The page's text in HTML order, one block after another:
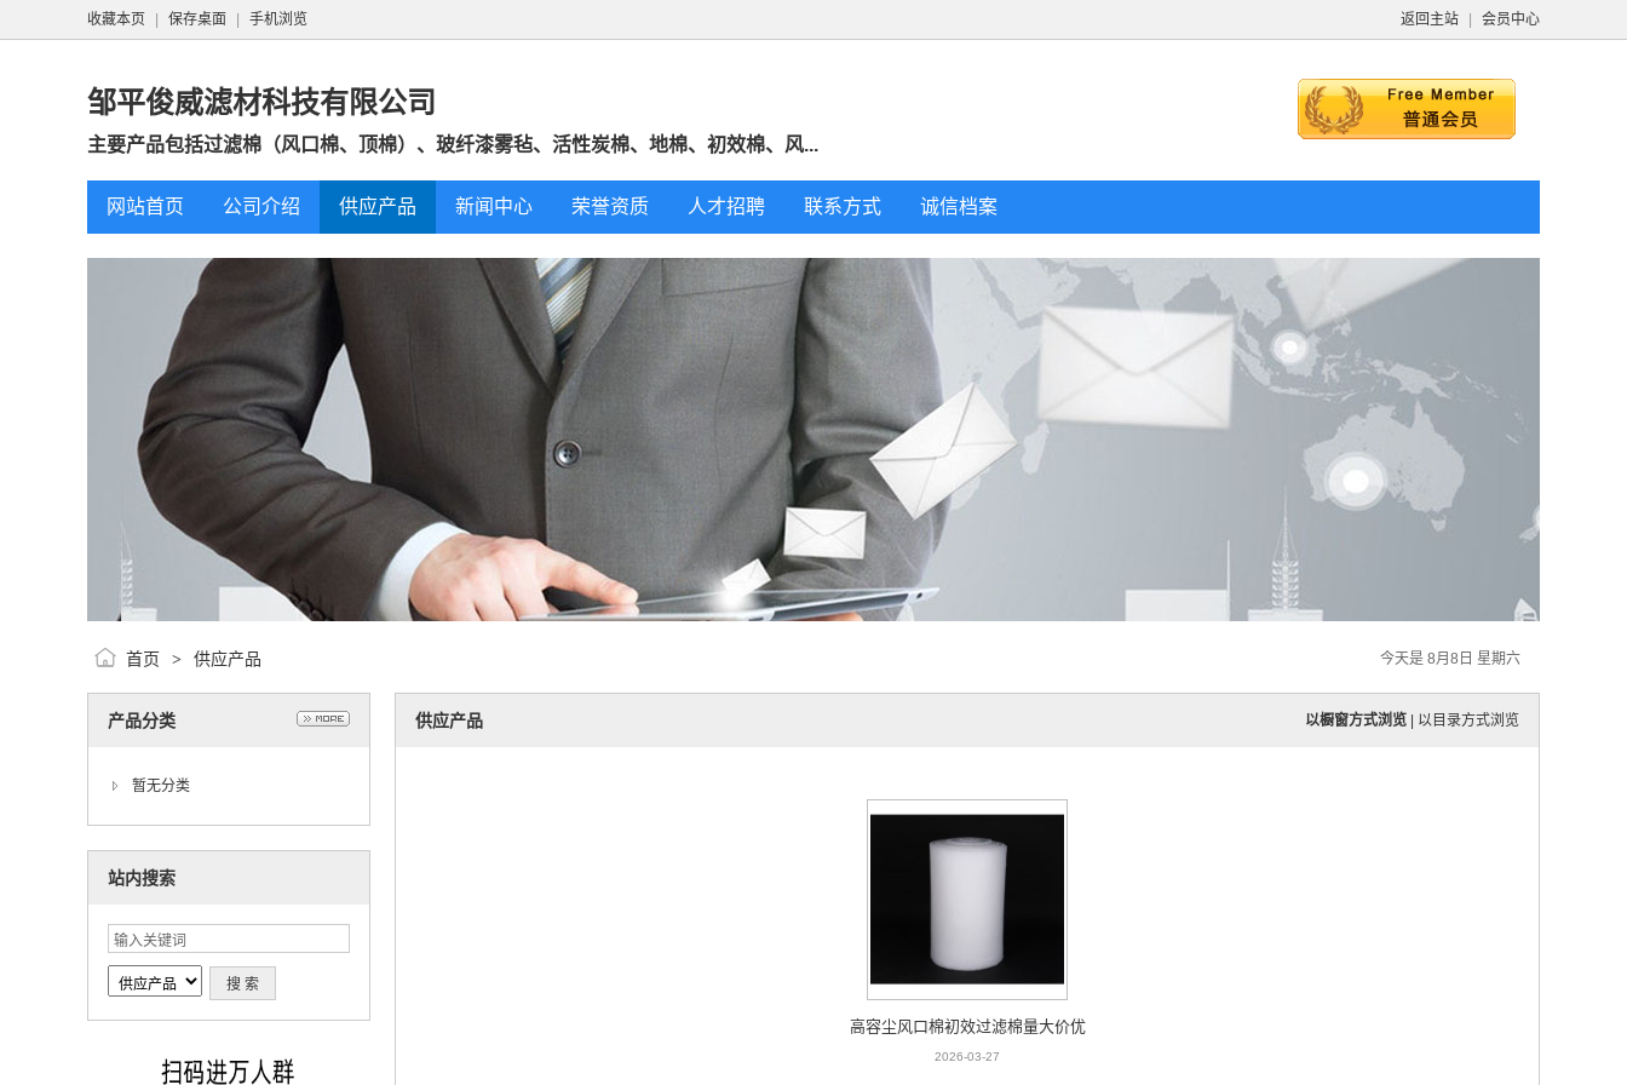
返回主站 会员中心
收藏本页 保存桌面 手机浏览
邹平俊威滤材科技有限公司
主要产品包括‌过滤棉（风口棉、顶棉）、玻纤漆雾毡、活性炭棉、地棉、初效棉、风...
网站首页 公司介绍 供应产品 新闻中心 荣誉资质 人才招聘 联系方式 诚信档案
今天是 8月8日 星期六
首页 > 供应产品
产品分类
暂无分类
站内搜索
以橱窗方式浏览 以目录方式浏览
供应产品
高容尘风口棉初效过滤棉量大价优
2026-03-27